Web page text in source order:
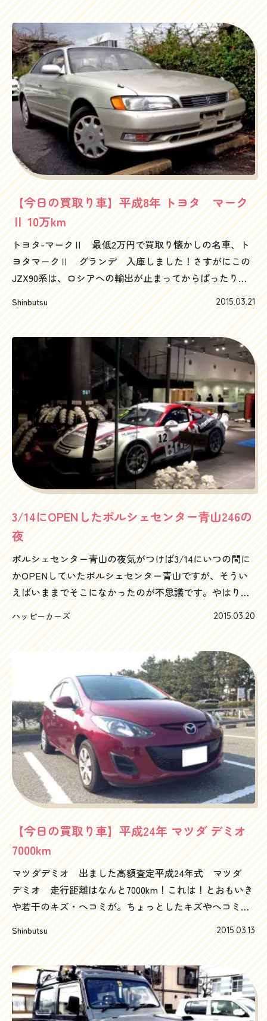
もいくらかの査定はつきますが、自走不可能のなると、
なかなか査定は出しにくくなるのが現実です。一度、自
走するつもりでお伺いしたのですが、「おっと、これは
自走無理ですね～」というわけで、後日、ローダー、も
ろもろ手配しました。そんなわけで、本日ローダーとド
ライバーと共に現場へ！ハードトップを持ち帰らなくて
はいけないので、それを車に装着。取説を見ながら苦闘
（笑）屋内駐車場（地下駐車場じゃなくてまだ良かっ
た）からなんとか自走で引っ張り出してから、ローダー
へ積載。SL500の事故現状車こんな感じです。閑静な住
宅街で、ひと汗かきました。冷や汗にならなくてよかっ
たです。さて、自走不可能となってしまうと、とにかく
車ってやつは、動かすのにお金がかかる代物で、車体自
体にはまだ価値はあるのに、人件費、ローダー、置き場
所など、様々な経費が掛かるので、買い取り屋さんから
むしろ請求がくる、なんてことも、少なくないかもしれ
ません。事故現状車の陸送ですが、こういったしっかり
も状況を見てフェアなプライシングで買取りを行ってい
ます。もし、「ひとまずディーラーに置いてるけど処分
をどうしようかなぁ」というようなお悩みの車があれば
是非ハッピーカーズへご相談ください。解決方法を一緒
に考えましょう。ご相談はお気軽にこちらまでフリーダ
イヤル 0120-505-289
【今日の買取り車】平成8年 トヨタ マーク
Ⅱ 10万km
トヨタ-マークⅡ 最低2万円で買取り懐かしの名車、ト
ヨタマークⅡ グランデ 入庫しました！さすがにこの
JZX90系は、ロシアへの輸出が止まってからぱったりと
値がつかなくなってしまったようです。当然国内の買取
ただきました。そうはいってもマークⅡ、まだまだ人気
で、100系、110系であれば、まだまだ値段が付きますの
でご相談ください。クルクル回る軽いパワステ。足を乗
せればグイっと加速するアクセル。これぞまさにトヨタ
のハイソカー！40代以降の方には、是非手のひらでハン
ドルをクルクル回す感じを思い出していただきたいです
（笑）そして時代はマークXへ。特に、2007年式 マー
クX 積極買取中です！マークⅡ、マークXの査定、売却
のご相談は是非ハッピーカーズまで。フリーダイヤル
0120-505-289
Shinbutsu 2015.03.21
3/14にOPENしたポルシェセンター青山246の
夜
ポルシェセンター青山の夜気がつけば3/14にいつの間に
かOPENしていたポルシェセンター青山ですが、そうい
えばいままでそこになかったのが不思議です。やはり青
山にはポルシェがよく似合う！！六本木とかギラギラし
ェが好きなんですよね～それも現行型というよりは、少
し年季が入っていて、力が抜けててあまり乗ってない感
じのポルシェなんか景色的には最高だと思います。これ
までに一番印象に残っているポルシェは、某出版社勤務
だったころ、今では超有名クリエイティブディレクター
になってしまった某氏が、編集部へ来るときに骨董通り
のスモーキーの脇あたりにさり気なく停めていたスピー
ドイエローのポルシェボクスター986型です。雨に濡れて
ボディがしっとりと骨董通りの風景から浮かび上がる光
景は、あこがれと共に15年以上経った今でも心の中で色
あせることなく当時の眩しさを保っています。さて、そ
んなわけで987、981と進化していったボクスターです
が、やはり一発目の登場のインパクトには及ばないです
よね。確かに最新のポルシェが最良なのですが。ボクス
ターのデビューは、本当に鮮烈でした。ポルシェセンタ
ー青山を前にして、ふと昔のことを思い出した夜でし
た。そんなわけで、ポルシェ ボクスター 986型 特に
つ までお気軽にどうぞフリーダイヤル 0120-505-289
ハッピーカーズ 2015.03.20
【今日の買取り車】平成24年 マツダ デミオ
7000km
マツダデミオ 出ました高額査定平成24年式 マツダ
デミオ 走行距離はなんと7000km！これは！とおもいき
や若干のキズ・ヘコミが。ちょっとしたキズやヘコミを
徹底的につついて買いたたくというやり方の買取り店は
のあたりを丁寧にご説明させていただきながらしっかり
査定、希望価格へなんとか近づけさせていただきまし
た！やはり、ご依頼いただいた方の気分を悪くしてま
Shinbutsu 2015.03.13